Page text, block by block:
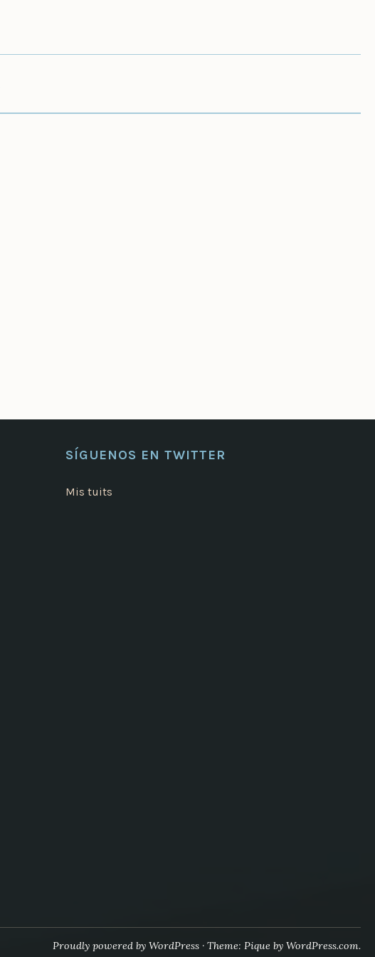
SÍGUENOS EN TWITTER
Mis tuits
Proudly powered by WordPress · Theme: Pique by WordPress.com.